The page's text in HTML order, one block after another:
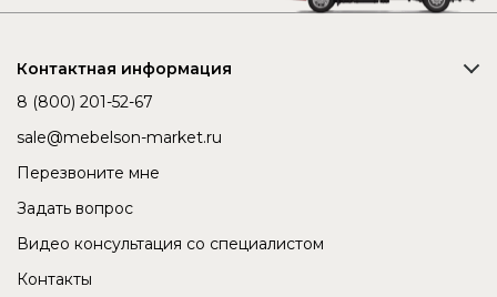
Контактная информация
8 (800) 201-52-67
sale@mebelson-market.ru
Перезвоните мне
Задать вопрос
Видео консультация со специалистом
Контакты